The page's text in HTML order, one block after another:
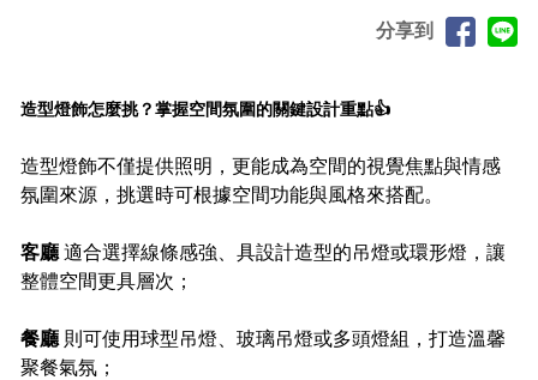
分享到
造型燈飾怎麼挑？掌握空間氛圍的關鍵設計重點👍
造型燈飾不僅提供照明，更能成為空間的視覺焦點與情感
氛圍來源，挑選時可根據空間功能與風格來搭配。
客廳 適合選擇線條感強、具設計造型的吊燈或環形燈，讓
整體空間更具層次；
餐廳 則可使用球型吊燈、玻璃吊燈或多頭燈組，打造溫馨
聚餐氣氛；